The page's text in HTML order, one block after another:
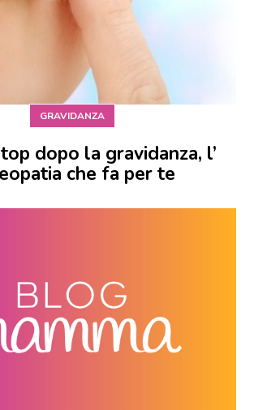
GRAVIDANZA
dopo la gravidanza, l’
che fa per te